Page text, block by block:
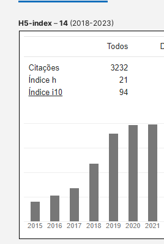
H5-index – 14 (2018-2023)